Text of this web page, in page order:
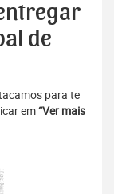
de
para te
em“Ver mais